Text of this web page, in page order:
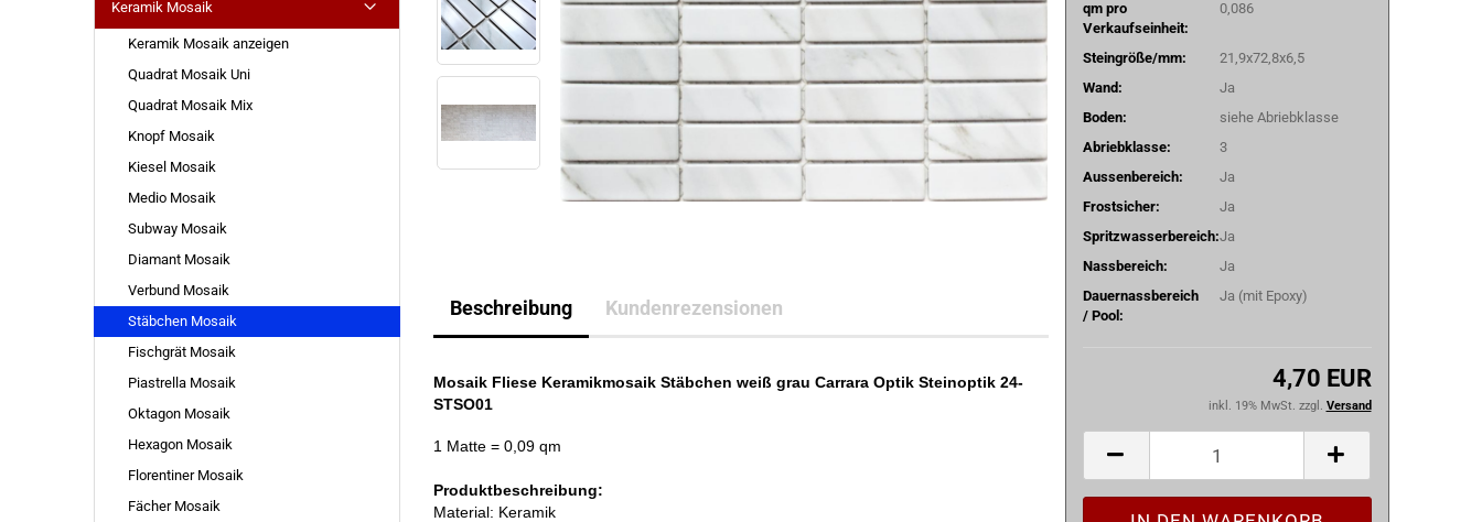
qm pro
Verkaufseinheit:
0,086
Steingröße/mm:
21,9x72,8x6,5
Wand:
Ja
Boden:
siehe Abriebklasse
Abriebklasse:
3
Aussenbereich:
Ja
Frostsicher:
Ja
Spritzwasserbereich:Ja
Nassbereich:
Ja
Dauernassbereich
/ Pool:
Ja (mit Epoxy)
4,70 EUR
inkl. 19% MwSt. zzgl. Versand
Beschreibung Kundenrezensionen
Mosaik Fliese Keramikmosaik Stäbchen weiß grau Carrara Optik Steinoptik 24-
STSO01
1 Matte = 0,09 qm
Produktbeschreibung:
Material: Keramik
Keramik Mosaik
Keramik Mosaik anzeigen
Quadrat Mosaik Uni
Quadrat Mosaik Mix
Knopf Mosaik
Kiesel Mosaik
Medio Mosaik
Subway Mosaik
Diamant Mosaik
Verbund Mosaik
Stäbchen Mosaik
Fischgrät Mosaik
Piastrella Mosaik
Oktagon Mosaik
Hexagon Mosaik
Florentiner Mosaik
Fächer Mosaik